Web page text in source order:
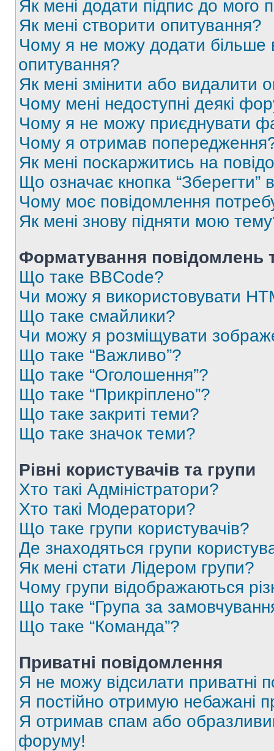
Як мені додати підпис до мого
Як мені створити опитування?
Чому я не можу додати більше
опитування?
Як мені змінити або видалити
Чому мені недоступні деякі
Чому я не можу приєднувати
Чому я отримав
Як мені поскаржитись на
Що означає кнопка
Чому моє повідомлення
Як мені знову підняти мою
Форматування повідомлень
Що таке BBCode?
Чи можу я використовувати
Що таке смайлики?
Чи можу я розміщувати
Що таке “Важливо”?
Що таке “Оголошення”?
Що таке “Прикріплено”?
Що таке закриті теми?
Що таке значок теми?
Рівні користувачів та групи
Хто такі Адміністратори?
Хто такі Модератори?
Що таке групи користувачів?
Де знаходяться групи
Як мені стати Лідером групи?
Чому групи відображаються
Що таке “Група за
Що таке “Команда”?
Приватні повідомлення
Я не можу відсилати приватні
Я постійно отримую небажані
Я отримав спам або
форуму!